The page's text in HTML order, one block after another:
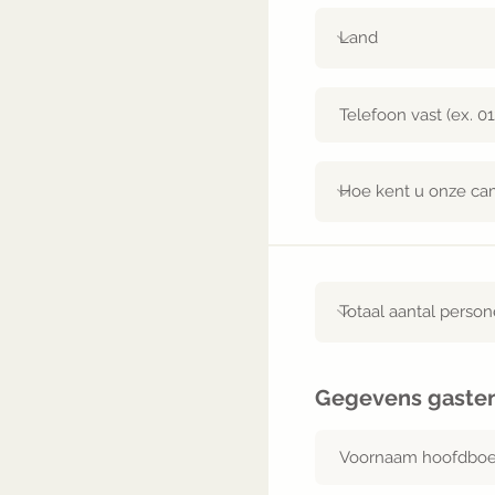
Gegevens